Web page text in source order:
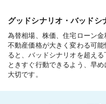
グッドシナリオ・バッドシ
為替相場、株価、住宅ローン
不動産価格が大きく変わる可
ると、バッドシナリオを超え
ときすぐ行動できるよう、早
大切です。